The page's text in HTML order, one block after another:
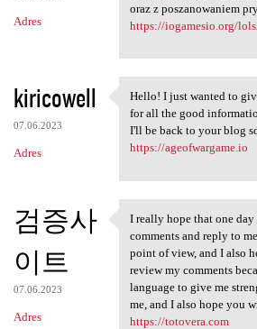
Adres
oraz z poszanowaniem
https://iogamesio.org/
kiricowell
07.06.2023
Adres
Hello! I just wanted
Hello! I just wanted to
for all the good
I'll be back to your blog
https://ageofwargame.io
검증사
이트
07.06.2023
Adres
I really hope that
I really hope that one
comments and reply to
point of view, and I also
review my comments
language to give me
me, and I also hope you
https://totovera.com